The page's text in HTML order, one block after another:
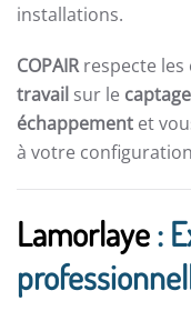
installations.
COPAIRrespecte les
travail sur le
échappement et
à votre
Lamorlaye: